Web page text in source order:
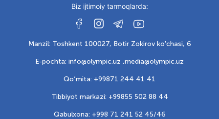
Biz ijtimoiy tarmoqlarda:
Manzil: Toshkent 100027, Botir Zokirov ko'chasi, 6
E-pochta: info@olympic.uz ,media@olympic.uz
Qo‘mita: +99871 244 41 41
Tibbiyot markazi: +99855 502 88 44
Qabulxona: +998 71 241 52 45/46